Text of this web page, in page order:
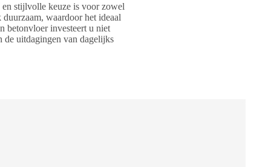
en stijlvolle keuze is voor zowel
waardoor het ideaal
betonvloer investeert u niet
de uitdagingen van dagelijks